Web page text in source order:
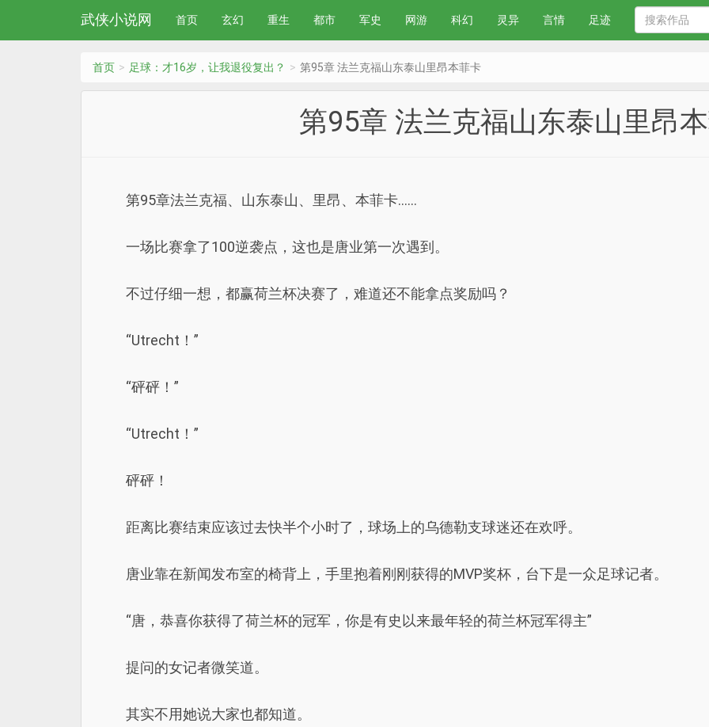
武侠小说网 首页 玄幻 重生 都市 军史 网游 科幻 灵异 言情 足迹
首页 足球：才16岁，让我退役复出？ 第95章 法兰克福山东泰山里昂本菲卡
第95章 法兰克福山东泰山里昂
第95章法兰克福、山东泰山、里昂、本菲卡……
一场比赛拿了100逆袭点，这也是唐业第一次遇到。
不过仔细一想，都赢荷兰杯决赛了，难道还不能拿点奖励吗？
“Utrecht！”
“砰砰！”
“Utrecht！”
砰砰！
距离比赛结束应该过去快半个小时了，球场上的乌德勒支球迷还在欢呼。
唐业靠在新闻发布室的椅背上，手里抱着刚刚获得的MVP奖杯，台下是一众足球记者。
“唐，恭喜你获得了荷兰杯的冠军，你是有史以来最年轻的荷兰杯冠军得主”
提问的女记者微笑道。
其实不用她说大家也都知道。